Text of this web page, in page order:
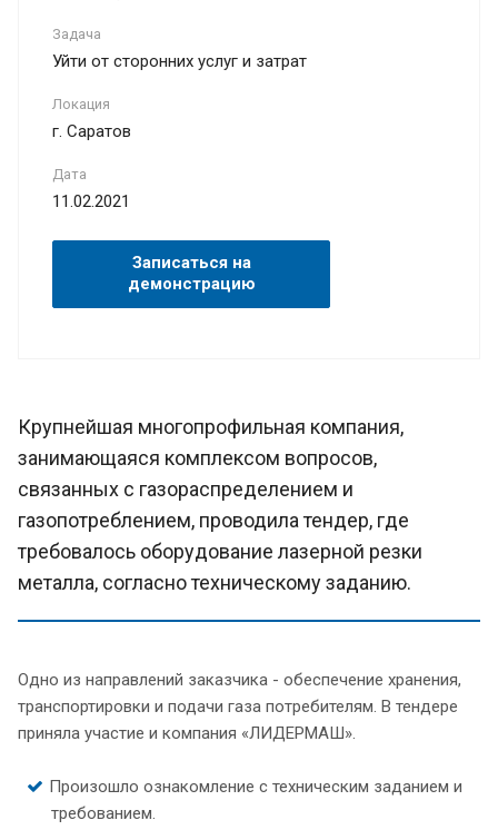
Задача
Уйти от сторонних услуг и затрат
Локация
г. Саратов
Дата
11.02.2021
Записаться на
демонстрацию
Крупнейшая многопрофильная компания,
занимающаяся комплексом вопросов,
связанных с газораспределением и
газопотреблением, проводила тендер, где
требовалось оборудование лазерной резки
металла, согласно техническому заданию.
Одно из направлений заказчика - обеспечение хранения,
транспортировки и подачи газа потребителям. В тендере
приняла участие и компания «ЛИДЕРМАШ».
Произошло ознакомление с техническим заданием и
требованием.